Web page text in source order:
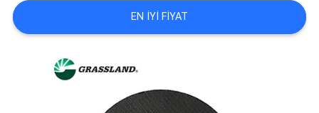
SITE
HARITASI
EN IYI FIYAT